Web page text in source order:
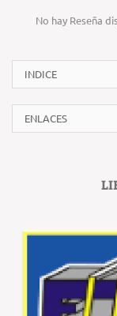
No hay Reseña
INDICE
ENLACES